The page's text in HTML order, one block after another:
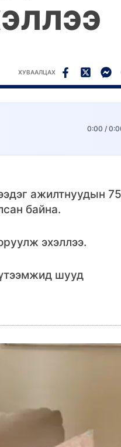
ХУВААЛЦАХ
0:00 /
ажилтнуудын 75
байна.
эхэллээ.
шууд